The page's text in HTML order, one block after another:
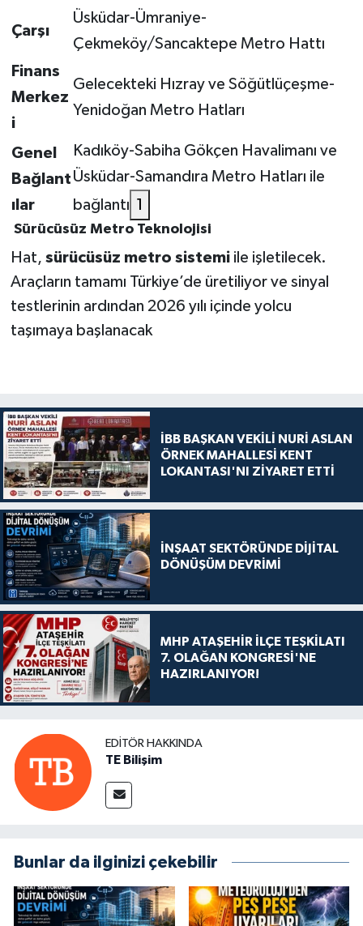
Çarşı
Üsküdar-Ümraniye-
Çekmeköy/Sancaktepe Metro Hattı
Finans
Merkez
i
Gelecekteki Hızray ve Söğütlüçeşme-
Yenidoğan Metro Hatları
Genel
Bağlant
ılar
Kadıköy-Sabiha Gökçen Havalimanı ve
Üsküdar-Samandıra Metro Hatları ile
bağlantı 1
Sürücüsüz Metro Teknolojisi
Hat, sürücüsüz metro sistemiile işletilecek.
Araçların tamamı Türkiye’de üretiliyor ve sinyal
testlerinin ardından 2026 yılı içinde yolcu
taşımaya başlanacak
İBB BAŞKAN VEKİLİ NURİ ASLAN
ÖRNEK MAHALLESİ KENT
LOKANTASI'NI ZİYARET ETTİ
İNŞAAT SEKTÖRÜNDE DİJİTAL
DÖNÜŞÜM DEVRİMİ
MHP ATAŞEHİR İLÇE TEŞKİLATI
7. OLAĞAN KONGRESİ'NE
HAZIRLANIYOR!
EDITÖR HAKKINDA
TE Bilişim
Bunlar da ilginizi çekebilir